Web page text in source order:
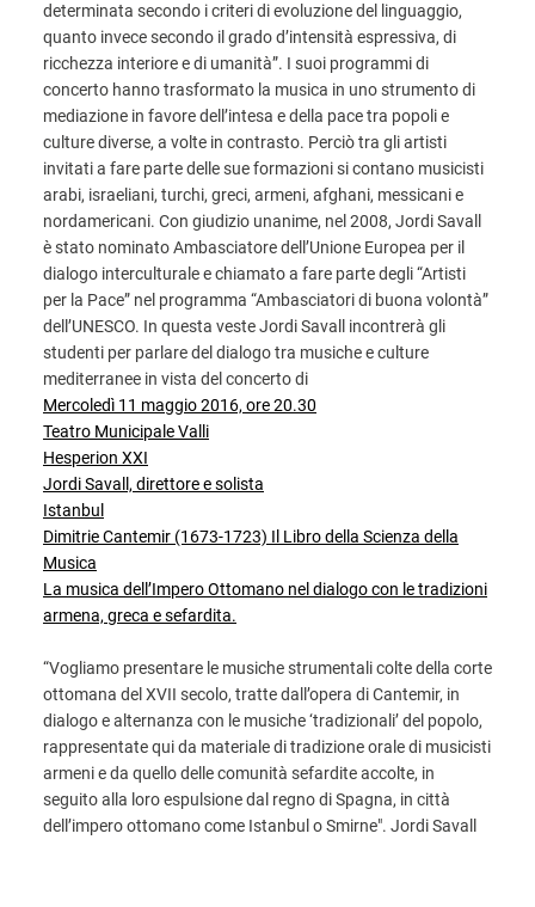
determinata secondo i criteri di evoluzione del linguaggio,
quanto invece secondo il grado d’intensità espressiva, di
ricchezza interiore e di umanità”. I suoi programmi di
concerto hanno trasformato la musica in uno strumento di
mediazione in favore dell’intesa e della pace tra popoli e
culture diverse, a volte in contrasto. Perciò tra gli artisti
invitati a fare parte delle sue formazioni si contano musicisti
arabi, israeliani, turchi, greci, armeni, afghani, messicani e
nordamericani. Con giudizio unanime, nel 2008, Jordi Savall
è stato nominato Ambasciatore dell’Unione Europea per il
dialogo interculturale e chiamato a fare parte degli “Artisti
per la Pace” nel programma “Ambasciatori di buona volontà”
dell’UNESCO. In questa veste Jordi Savall incontrerà gli
studenti per parlare del dialogo tra musiche e culture
mediterranee in vista del concerto di
Mercoledì 11 maggio 2016, ore 20.30
Teatro Municipale Valli
Hesperion XXI
Jordi Savall, direttore e solista
Istanbul
Dimitrie Cantemir (1673-1723) Il Libro della Scienza della
Musica
La musica dell’Impero Ottomano nel dialogo con le tradizioni
armena, greca e sefardita.
“Vogliamo presentare le musiche strumentali colte della corte
ottomana del XVII secolo, tratte dall’opera di Cantemir, in
dialogo e alternanza con le musiche ‘tradizionali’ del popolo,
rappresentate qui da materiale di tradizione orale di musicisti
armeni e da quello delle comunità sefardite accolte, in
seguito alla loro espulsione dal regno di Spagna, in città
dell’impero ottomano come Istanbul o Smirne". Jordi Savall